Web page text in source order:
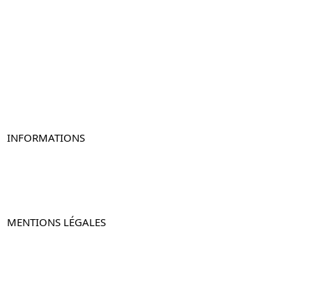
INFORMATIONS
MENTIONS LÉGALES